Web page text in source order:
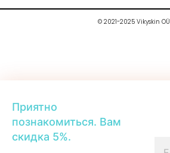
Приятно
познакомиться. Вам
скидка 5%.
© 2021-2025 Vikyskin OÜ